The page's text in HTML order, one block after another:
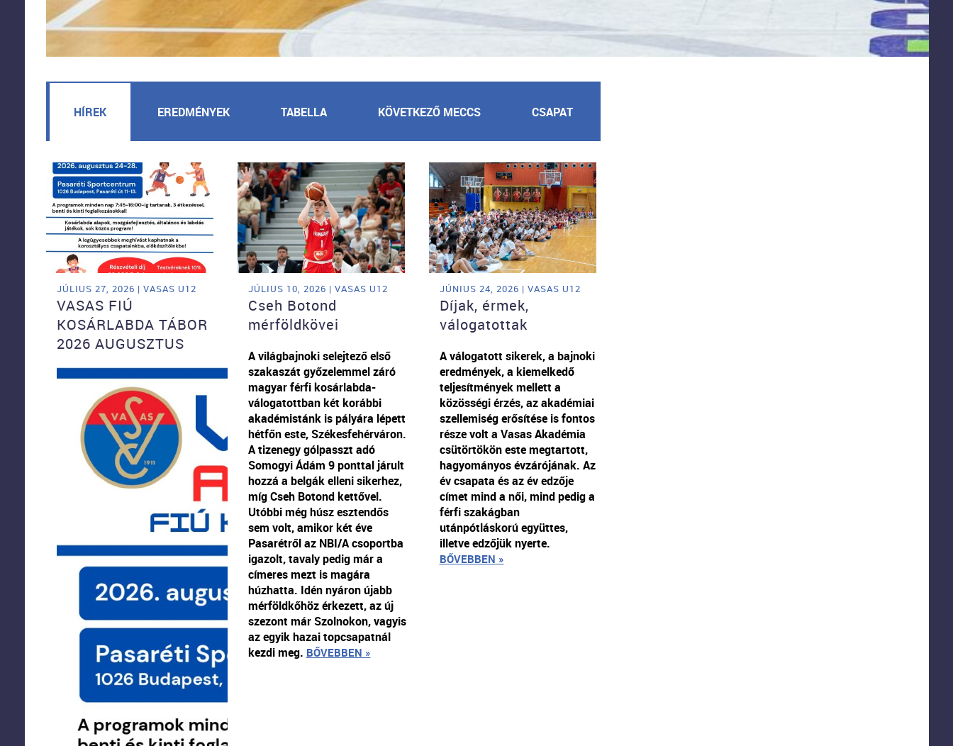
HÍREK EREDMÉNYEK TABELLA KÖVETKEZŐ MECCS CSAPAT
JÚLIUS 27, 2026 | VASAS U12
VASAS FIÚ
KOSÁRLABDA TÁBOR
2026 AUGUSZTUS
JÚLIUS 10, 2026 | VASAS U12
Cseh Botond
mérföldkövei
A világbajnoki selejtező első
szakaszát győzelemmel záró
magyar férfi kosárlabda-
válogatottban két korábbi
akadémistánk is pályára lépett
hétfőn este, Székesfehérváron.
A tizenegy gólpasszt adó
Somogyi Ádám 9 ponttal járult
hozzá a belgák elleni sikerhez,
míg Cseh Botond kettővel.
Utóbbi még húsz esztendős
sem volt, amikor két éve
Pasarétről az NBI/A csoportba
igazolt, tavaly pedig már a
címeres mezt is magára
húzhatta. Idén nyáron újabb
mérföldkőhöz érkezett, az új
szezont már Szolnokon, vagyis
az egyik hazai topcsapatnál
kezdi meg. BŐVEBBEN »
JÚNIUS 24, 2026 | VASAS U12
Díjak, érmek,
válogatottak
A válogatott sikerek, a bajnoki
eredmények, a kiemelkedő
teljesítmények mellett a
közösségi érzés, az akadémiai
szellemiség erősítése is fontos
része volt a Vasas Akadémia
csütörtökön este megtartott,
hagyományos évzárójának. Az
év csapata és az év edzője
címet mind a női, mind pedig a
férfi szakágban
utánpótláskorú együttes,
illetve edzőjük nyerte.
BŐVEBBEN »